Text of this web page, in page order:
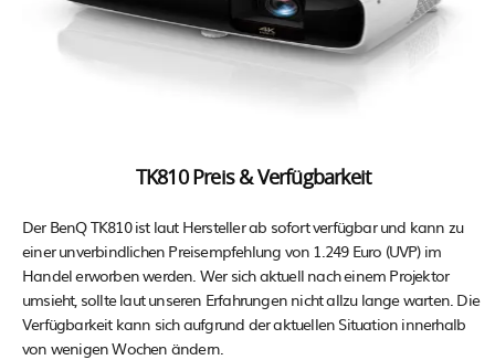
TK810 Preis & Verfügbarkeit
Der BenQ TK810 ist laut Hersteller ab sofort verfügbar und kann zu
einer unverbindlichen Preisempfehlung von 1.249 Euro (UVP) im
Handel erworben werden. Wer sich aktuell nach einem Projektor
umsieht, sollte laut unseren Erfahrungen nicht allzu lange warten. Die
Verfügbarkeit kann sich aufgrund der aktuellen Situation innerhalb
von wenigen Wochen ändern.